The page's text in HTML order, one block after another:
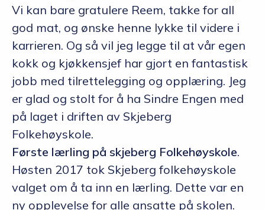
Vi kan bare gratulere Reem, takke for all
god mat, og ønske henne lykke til videre i
karrieren. Og så vil jeg legge til at vår egen
kokk og kjøkkensjef har gjort en fantastisk
jobb med tilrettelegging og opplæring. Jeg
er glad og stolt for å ha Sindre Engen med
på laget i driften av Skjeberg
Folkehøyskole.
Første lærling på skjeberg Folkehøyskole.
Høsten 2017 tok Skjeberg folkehøyskole
valget om å ta inn en lærling. Dette var en
ny opplevelse for alle ansatte på skolen.